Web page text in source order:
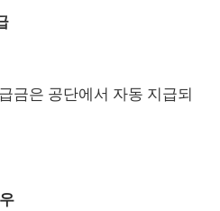
금은 공단에서 자동 지급되